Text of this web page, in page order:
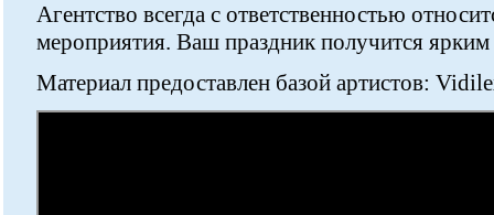
Агентство всегда с ответственностью
мероприятия. Ваш праздник получится
Материал предоставлен базой артистов: